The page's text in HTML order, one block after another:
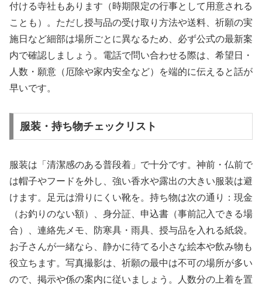
付ける寺社もあります（時期限定の行事として用意される
ことも）。ただし授与品の受け取り方法や送料、祈願の実
施日など細部は場所ごとに異なるため、必ず公式の最新案
内で確認しましょう。電話で問い合わせる際は、希望日・
人数・願意（厄除や家内安全など）を端的に伝えると話が
早いです。
服装・持ち物チェックリスト
服装は「清潔感のある普段着」で十分です。神前・仏前で
は帽子やフードを外し、強い香水や露出の大きい服装は避
けます。足元は滑りにくい靴を。持ち物は次の通り：現金
（お釣りのない額）、身分証、申込書（事前記入できる場
合）、連絡先メモ、防寒具・雨具、授与品を入れる紙袋。
お子さんが一緒なら、静かに待てる小さな絵本や飲み物も
役立ちます。写真撮影は、祈願の最中は不可の場所が多い
ので、掲示や係の案内に従いましょう。人数分の上着を置